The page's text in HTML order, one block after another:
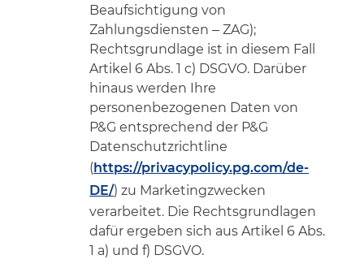
Beaufsichtigung von
Zahlungsdiensten – ZAG);
Rechtsgrundlage ist in diesem Fall
Artikel 6 Abs. 1 c) DSGVO. Darüber
hinaus werden Ihre
personenbezogenen Daten von
P&G entsprechend der P&G
Datenschutzrichtline
( https://privacypolicy.pg.com/de-
DE/) zu Marketingzwecken
verarbeitet. Die Rechtsgrundlagen
dafür ergeben sich aus Artikel 6 Abs.
1 a) und f) DSGVO.